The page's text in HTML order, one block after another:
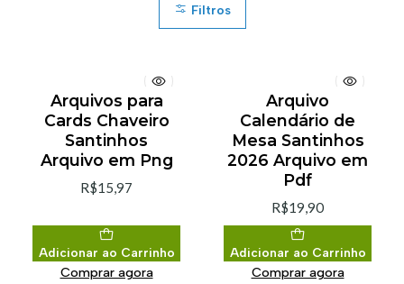
Filtros
Arquivos para
Cards Chaveiro
Santinhos
Arquivo em Png
R$15,97
Adicionar ao Carrinho
Comprar agora
Arquivo
Calendário de
Mesa Santinhos
2026 Arquivo em
Pdf
R$19,90
Adicionar ao Carrinho
Comprar agora